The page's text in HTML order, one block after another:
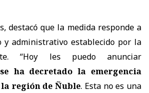
destacó que la medida responde a
y administrativo establecido por la
“Hoy les puedo anunciar
se ha decretado la emergencia
región de Ñuble. Esta no es una